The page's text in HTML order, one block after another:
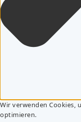
Wir verwenden Cookies,
optimieren.